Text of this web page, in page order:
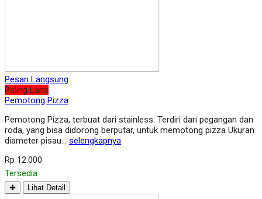
Pesan Langsung
Paling Laris
Pemotong Pizza
Pemotong Pizza, terbuat dari stainless. Terdiri dari pegangan dan
roda, yang bisa didorong berputar, untuk memotong pizza Ukuran
diameter pisau… selengkapnya
Rp 12.000
Tersedia
✚ Lihat Detail